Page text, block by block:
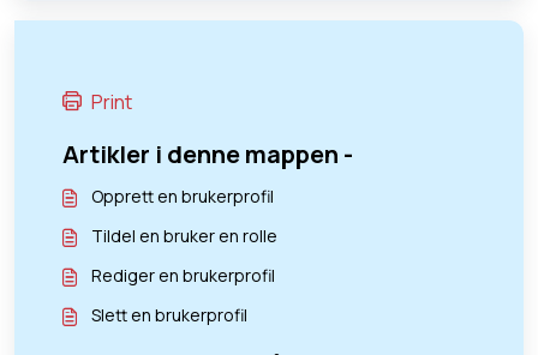
Print
Artikler i denne mappen -
Opprett en brukerprofil
Tildel en bruker en rolle
Rediger en brukerprofil
Slett en brukerprofil